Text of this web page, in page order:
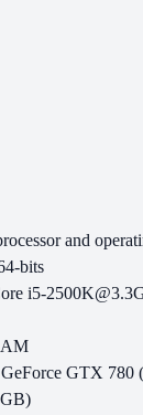
and
bits
i5-
GTX 780